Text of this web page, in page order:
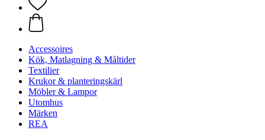
Accessoires
Kök, Matlagning & Måltider
Textilier
Krukor & planteringskärl
Möbler & Lampor
Utomhus
Märken
REA